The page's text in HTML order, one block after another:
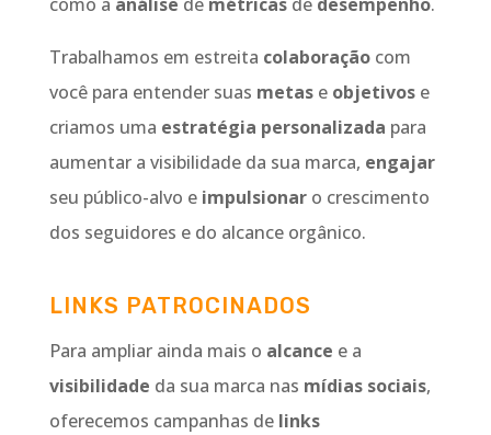
Trabalhamos em estreita colaboraçãocom
você para entender suas metase objetivose
criamos uma estratégia personalizada para
aumentar a visibilidade da sua marca, engajar
seu público-alvo e impulsionaro crescimento
dos seguidores e do alcance orgânico.
LINKS PATROCINADOS
Para ampliar ainda mais o alcance e a
visibilidade da sua marca nas mídias sociais,
oferecemos campanhas de links